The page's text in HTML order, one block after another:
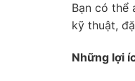
Bạn có thể
kỹ thuật,
Những lợi